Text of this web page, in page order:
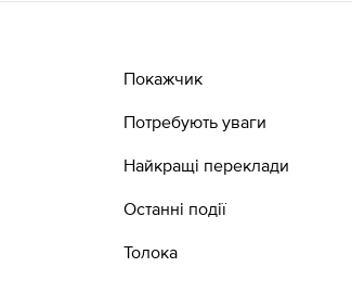
Покажчик
Потребують уваги
Найкращі переклади
Останні події
Толока